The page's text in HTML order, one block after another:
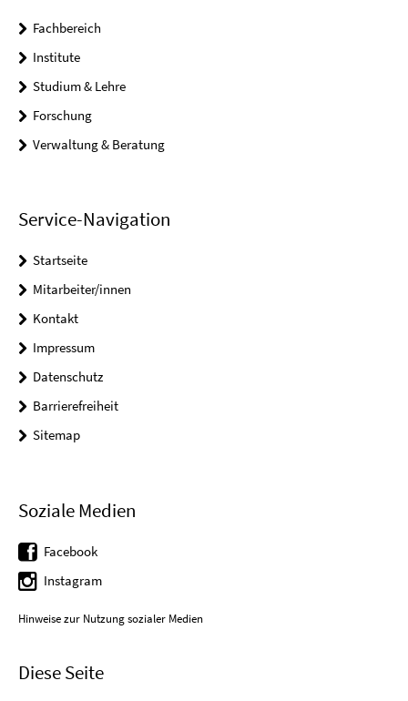
Fachbereich
Institute
Studium & Lehre
Forschung
Verwaltung & Beratung
Service-Navigation
Startseite
Mitarbeiter/innen
Kontakt
Impressum
Datenschutz
Barrierefreiheit
Sitemap
Soziale Medien
Facebook
Instagram
Hinweise zur Nutzung sozialer Medien
Diese Seite